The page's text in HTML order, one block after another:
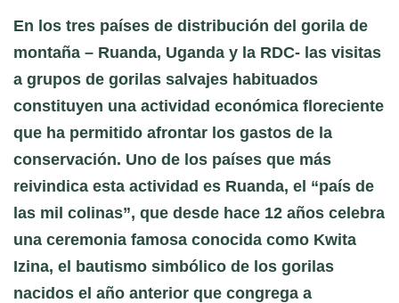
En los tres países de distribución del gorila de
montaña – Ruanda, Uganda y la RDC- las visitas
a grupos de gorilas salvajes habituados
constituyen una actividad económica floreciente
que ha permitido afrontar los gastos de la
conservación. Uno de los países que más
reivindica esta actividad es Ruanda, el “país de
las mil colinas”, que desde hace 12 años celebra
una ceremonia famosa conocida como Kwita
Izina, el bautismo simbólico de los gorilas
nacidos el año anterior que congrega a